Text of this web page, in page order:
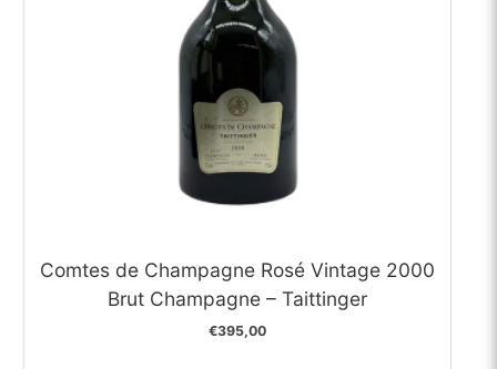
Comtes de Champagne Rosé Vintage 2000
Brut Champagne – Taittinger
€395,00